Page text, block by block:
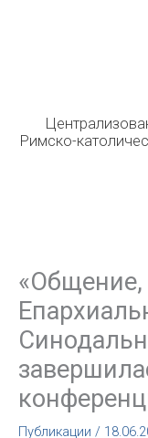
Римско-
«Общение,
Публикации /